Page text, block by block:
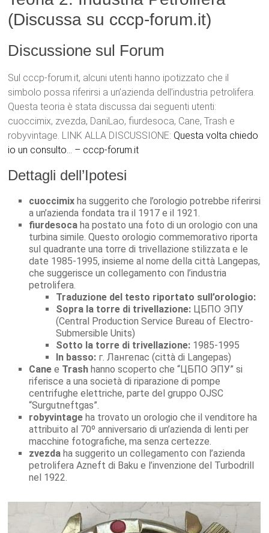
(Discussa su cccp-forum.it)
Discussione sul Forum
Sul cccp-forum.it, alcuni utenti hanno ipotizzato che il
simbolo possa riferirsi a un’azienda dell’industria petrolifera.
Questa teoria è stata discussa dai seguenti utenti:
cuoccimix, zvezda, DaniLao, fiurdesoca, Cane, Trash e
robyvintage. LINK ALLA DISCUSSIONE: Questa volta chiedo
io un consulto… – cccp-forum.it
Dettagli dell’Ipotesi
cuoccimix ha suggerito che l’orologio potrebbe riferirsi
a un’azienda fondata tra il 1917 e il 1921.
fiurdesoca ha postato una foto di un orologio con una
turbina simile. Questo orologio commemorativo riporta
sul quadrante una torre di trivellazione stilizzata e le
date 1985-1995, insieme al nome della città Langepas,
che suggerisce un collegamento con l’industria
petrolifera.
Traduzione del testo riportato sull’orologio:
Sopra la torre di trivellazione: ЦБПО ЭПУ
(Central Production Service Bureau of Electro-
Submersible Units)
Sotto la torre di trivellazione: 1985-1995
In basso: г. Лангепас (città di Langepas)
Cane e Trash hanno scoperto che “ЦБПО ЭПУ” si
riferisce a una società di riparazione di pompe
centrifughe elettriche, parte del gruppo OJSC
“Surgutneftgas”.
robyvintage ha trovato un orologio che il venditore ha
attribuito al 70º anniversario di un’azienda di lenti per
macchine fotografiche, ma senza certezze.
zvezda ha suggerito un collegamento con l’azienda
petrolifera Azneft di Baku e l’invenzione del Turbodrill
nel 1922.